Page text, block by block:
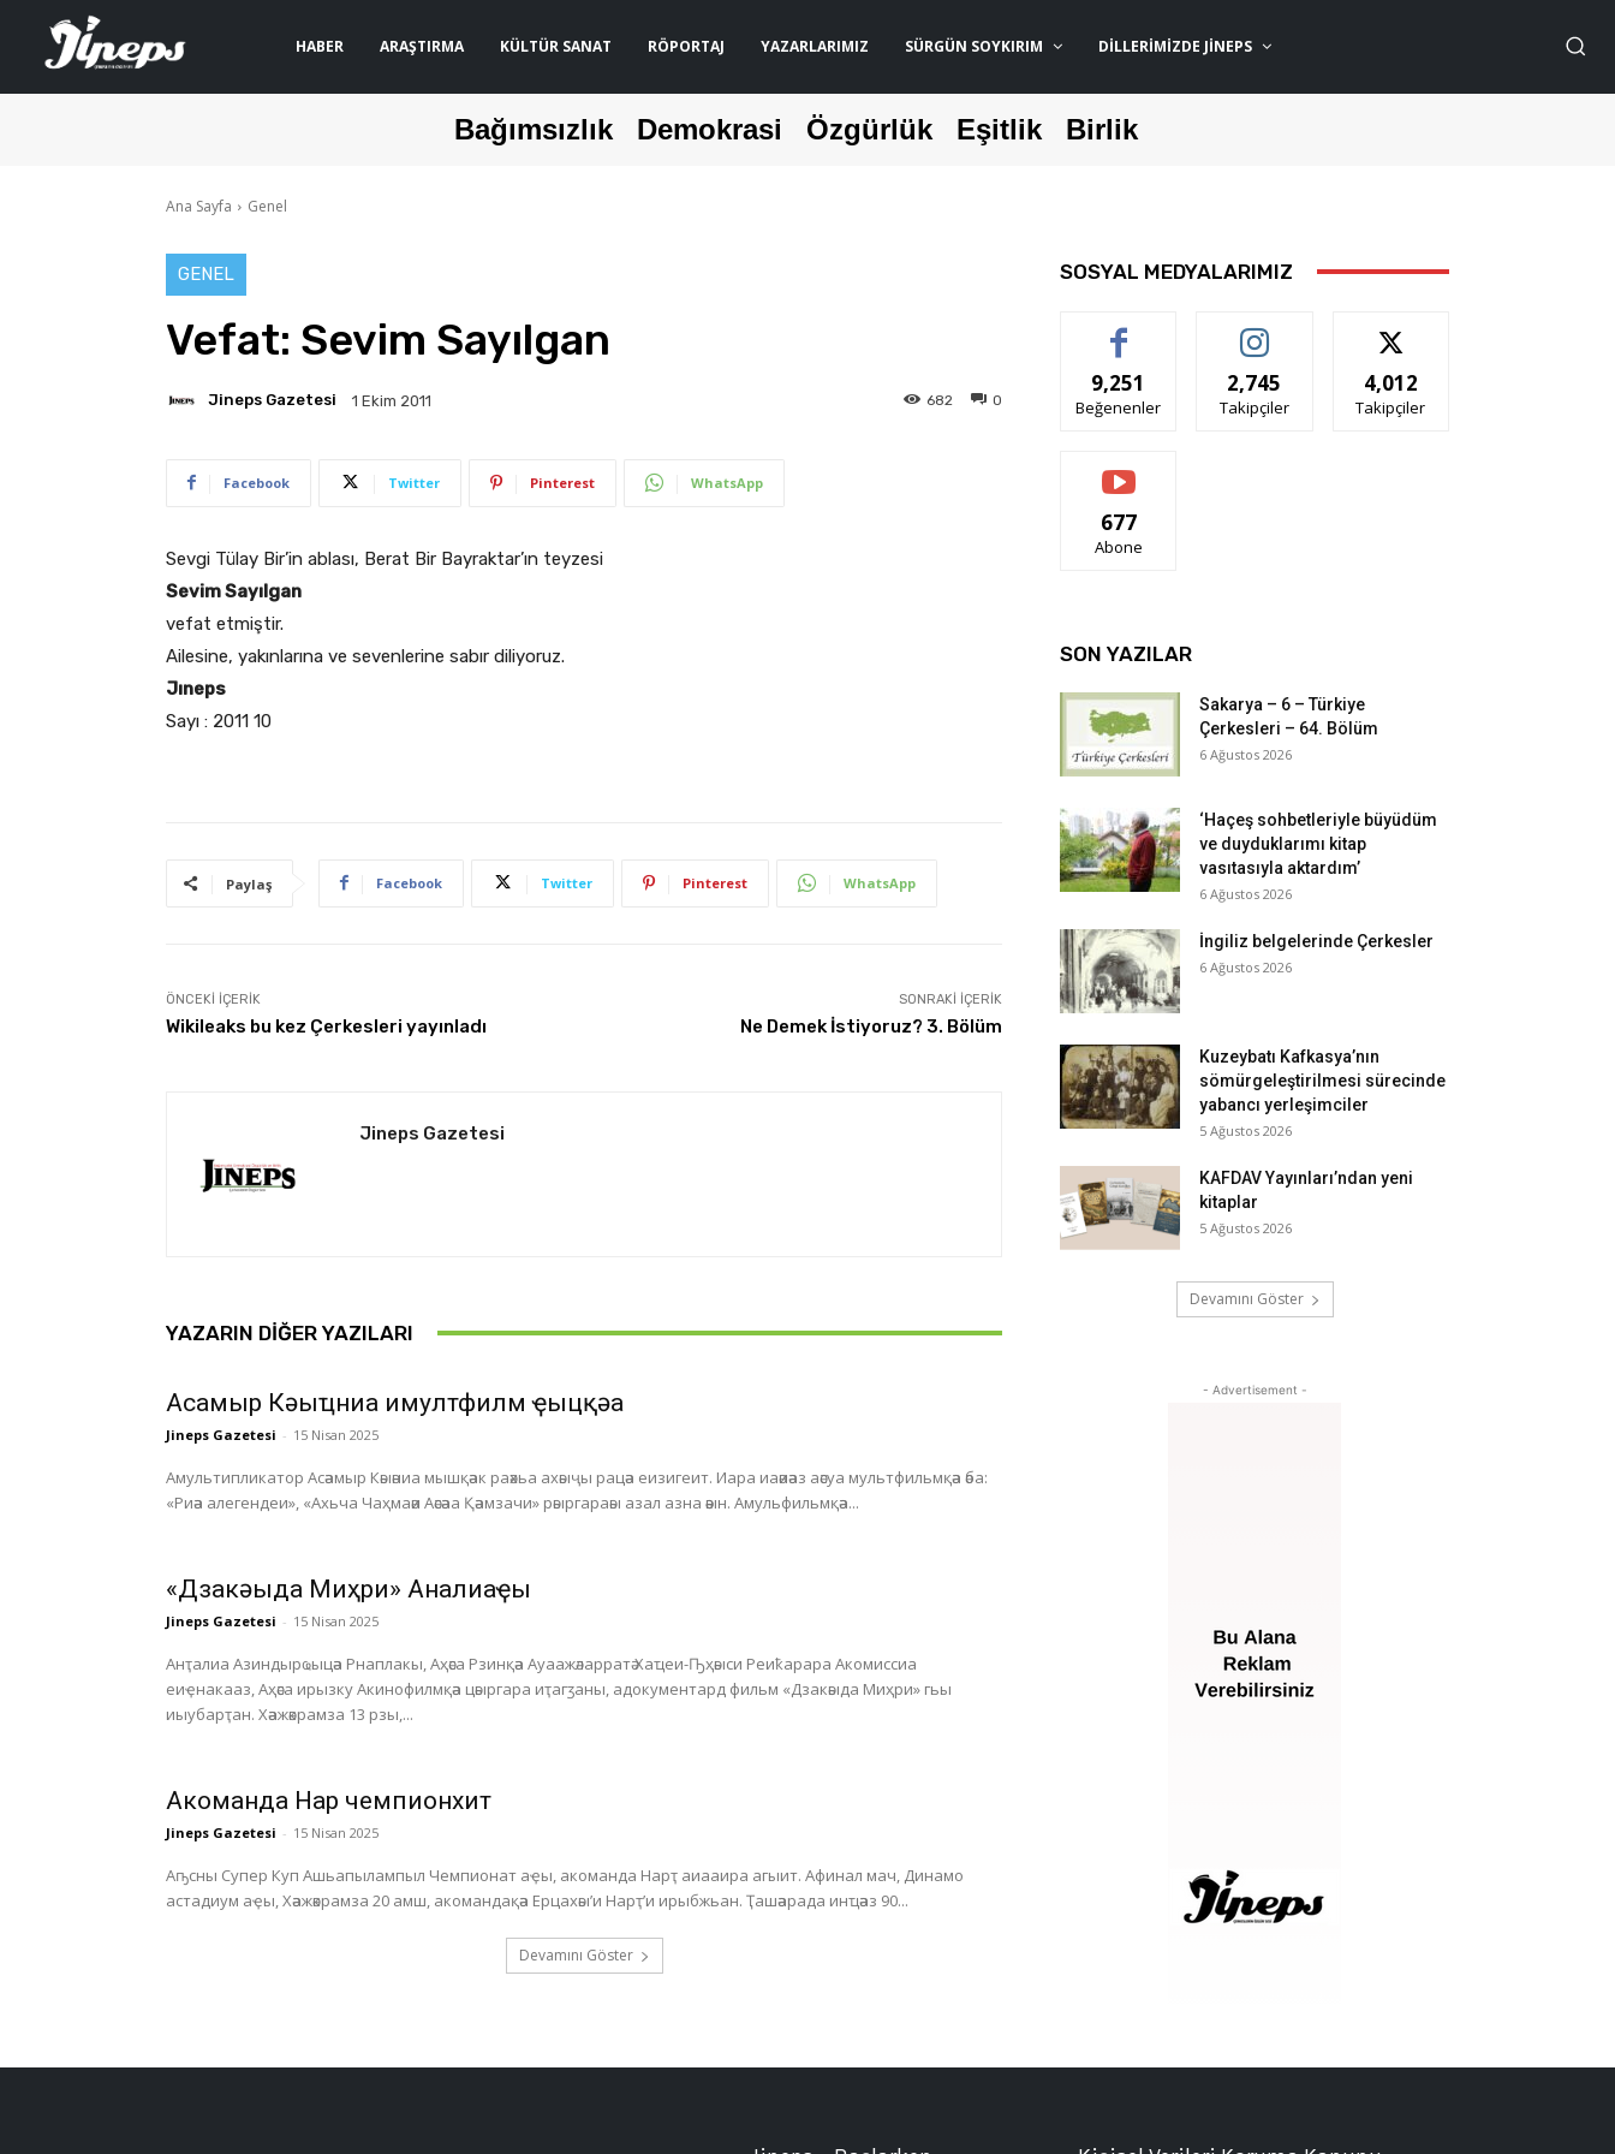
HABER ARAŞTIRMA KÜLTÜR SANAT RÖPORTAJ YAZARLARIMIZ SÜRGÜN SOYKIRIM DILLERIMIZDE JİNEPS
Bağımsızlık Demokrasi Özgürlük Eşitlik Birlik
Ana Sayfa Genel
GENEL
Vefat: Sevim Sayılgan
Jineps Gazetesi 1 Ekim 2011 0
682
Facebook Twitter Pinterest WhatsApp
Sevgi Tülay Bir’in ablası, Berat Bir Bayraktar’ın teyzesi
Sevim Sayılgan
vefat etmiştir.
Ailesine, yakınlarına ve sevenlerine sabır diliyoruz.
Jıneps
Sayı : 2011 10
Paylaş Facebook Twitter Pinterest WhatsApp
ÖNCEKI İÇERIK
Wikileaks bu kez Çerkesleri yayınladı
SONRAKI İÇERIK
Ne Demek İstiyoruz? 3. Bölüm
Jineps Gazetesi
YAZARIN DIĞER YAZILARI
Асҭамыр Кәыҵниа имултфилм ҿыцқәа
Jineps Gazetesi - 15 Nisan 2025
Амультипликатор Асәамыр Кәыәниа мышқәак раәхьа ахәыҷы рацәа еизигеит. Иара иаәиәаз аәсуа мультфильмқәа әба:
«Риәа алегендеи», «Ахьча Чаҳмаәи Аәсәаа Қәамзачи» рәыргараәы азал азна әәын. Амульфильмқәа...
«Дзакәыда Миҳри» Анҭалиаҿы
Jineps Gazetesi - 15 Nisan 2025
Анҭалиа Азиндырҩыцәа Рнаплакы, Аҳәса Рзинқәа Ауаажәларратә Хаҵеи-Ҧҳәыси Реиҟарара Акомиссиа
еиҿнакааз, Аҳәса ирызку Акинофилмқәа цәыргара иҭагӡаны, адокументард фильм «Дзакәыда Миҳри» гьы
иыубарҭан. Хәажәкрамза 13 рзы,...
Акоманда Нарҭ чемпионхит
Jineps Gazetesi - 15 Nisan 2025
Аҧсны Супер Куп Ашьапылампыл Чемпионат аҿы, акоманда Нарҭ аиааира агыит. Афинал мач, Динамо
астадиум аҿы, Хәажәкрамза 20 амш, акомандақәа Ерцахәы’и Нарҭ’и ирыбжьан. Ҭашәарада инҵәаз 90...
Devamını Göster
SOSYAL MEDYALARIMIZ
9,251
Beğenenler
2,745
Takipçiler
4,012
Takipçiler
677
Abone
SON YAZILAR
Sakarya – 6 – Türkiye
Çerkesleri – 64. Bölüm
6 Ağustos 2026
‘Haçeş sohbetleriyle büyüdüm
ve duyduklarımı kitap
vasıtasıyla aktardım’
6 Ağustos 2026
İngiliz belgelerinde Çerkesler
6 Ağustos 2026
Kuzeybatı Kafkasya’nın
sömürgeleştirilmesi sürecinde
yabancı yerleşimciler
5 Ağustos 2026
KAFDAV Yayınları’ndan yeni
kitaplar
5 Ağustos 2026
Devamını Göster
- Advertisement -